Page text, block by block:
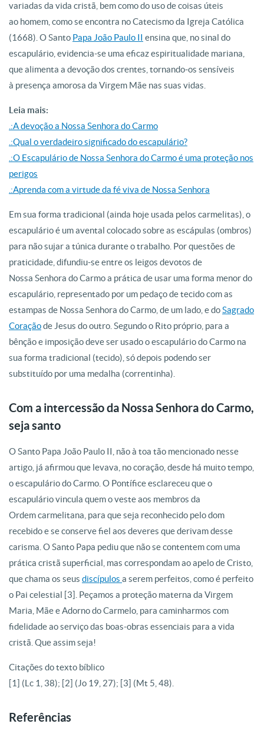
variadas da vida cristã, bem como do uso de coisas úteis
ao homem, como se encontra no Catecismo da Igreja Católica
(1668). O Santo Papa João Paulo II
ensina que, no sinal do
escapulário, evidencia-se uma eficaz espiritualidade mariana,
que alimenta a devoção dos crentes, tornando-os sensíveis
à presença amorosa da Virgem Mãe nas suas vidas.
Leia mais:
.:A devoção a Nossa Senhora do Carmo
.:Qual o verdadeiro significado do escapulário?
.:O Escapulário de Nossa Senhora do Carmo é uma proteção nos
perigos
.:Aprenda com a virtude da fé viva de Nossa Senhora
Em sua forma tradicional (ainda hoje usada pelos carmelitas), o
escapulário é um avental colocado sobre as escápulas (ombros)
para não sujar a túnica durante o trabalho. Por questões de
praticidade, difundiu-se entre os leigos devotos de
Nossa Senhora do Carmo a prática de usar uma forma menor do
escapulário, representado por um pedaço de tecido com as
estampas de Nossa Senhora do Carmo, de um lado, e doSagrado
Coraçãode Jesus do outro. Segundo o Rito próprio, para a
bênção e imposição deve ser usado o escapulário do Carmo na
sua forma tradicional (tecido), só depois podendo ser
substituído por uma medalha (correntinha).
Com a intercessão da Nossa Senhora do Carmo,
seja santo
O Santo Papa João Paulo II, não à toa tão mencionado nesse
artigo, já afirmou que levava, no coração, desde há muito tempo,
o escapulário do Carmo. O Pontífice esclareceu que o
escapulário vincula quem o veste aos membros da
Ordem carmelitana, para que seja reconhecido pelo dom
recebido e se conserve fiel aos deveres que derivam desse
carisma. O Santo Papa pediu que não se contentem com uma
prática cristã superficial, mas correspondam ao apelo de Cristo,
que chama os seus discípulos a serem perfeitos, como é perfeito
o Pai celestial [3]. Peçamos a proteção materna da Virgem
Maria, Mãe e Adorno do Carmelo, para caminharmos com
fidelidade ao serviço das boas-obras essenciais para a vida
cristã. Que assim seja!
Citações do texto bíblico
[1] (Lc 1, 38); [2] (Jo 19, 27); [3] (Mt 5, 48).
Referências